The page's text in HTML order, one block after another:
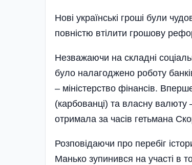
Нові українські гроші були
повністю втілити грошову
Незважаючи на складні
було налагоджено роботу
– міністерство фінансів.
(карбованці) та власну
отримала за часів гетьмана
Розповідаючи про перебіг
Мань­ко зупинився на участі в